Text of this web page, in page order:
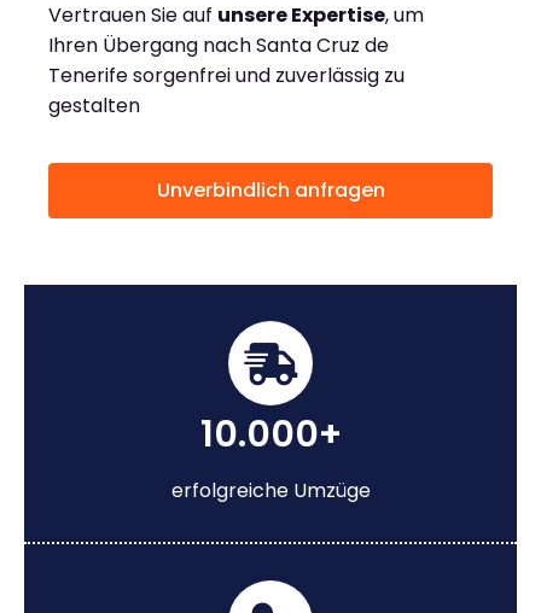
Vertrauen Sie auf unsere Expertise, um
Ihren Übergang nach Santa Cruz de
Tenerife sorgenfrei und zuverlässig zu
gestalten
Unverbindlich anfragen
10.000+
erfolgreiche Umzüge